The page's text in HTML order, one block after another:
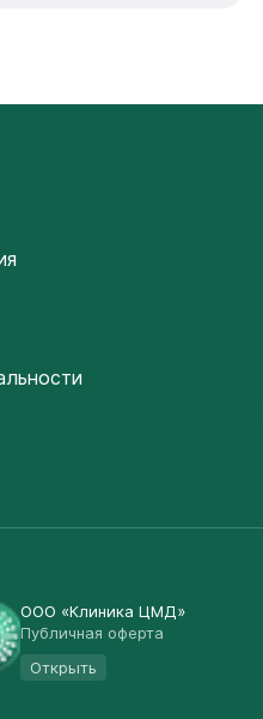
ООО «Клиника ЦМД»
Публичная оферта
Открыть